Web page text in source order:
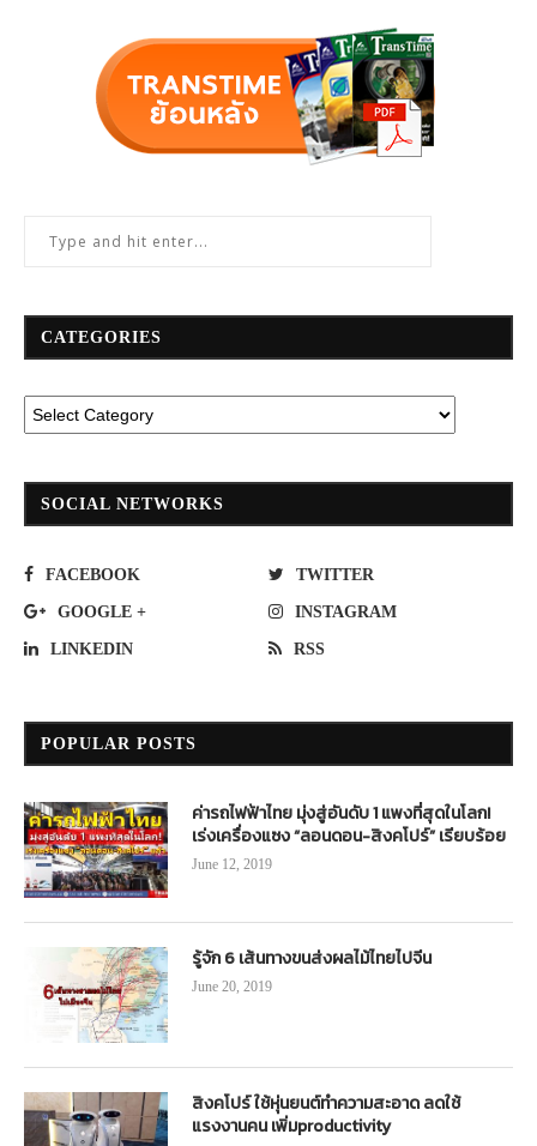
CATEGORIES
SOCIAL NETWORKS
FACEBOOK TWITTER
GOOGLE + INSTAGRAM
LINKEDIN RSS
POPULAR POSTS
ค่ารถไฟฟ้าไทย มุ่งสู่อันดับ 1 แพงที่สุดในโลก!
เร่งเครื่องแซง “ลอนดอน-สิงคโปร์” เรียบร้อย
June 12, 2019
รู้จัก 6 เส้นทางขนส่งผลไม้ไทยไปจีน
June 20, 2019
สิงคโปร์ ใช้หุ่นยนต์ทำความสะอาด ลดใช้
แรงงานคน เพิ่มproductivity